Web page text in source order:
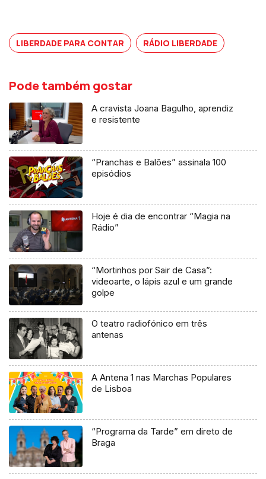
um grupo de arquitetos do SAAL...
LIBERDADE PARA CONTAR
RÁDIO LIBERDADE
Pode também gostar
A cravista Joana Bagulho, aprendiz
e resistente
“Pranchas e Balões” assinala 100
episódios
Hoje é dia de encontrar “Magia na
Rádio”
“Mortinhos por Sair de Casa”:
videoarte, o lápis azul e um grande
golpe
O teatro radiofónico em três
antenas
A Antena 1 nas Marchas Populares
de Lisboa
“Programa da Tarde” em direto de
Braga